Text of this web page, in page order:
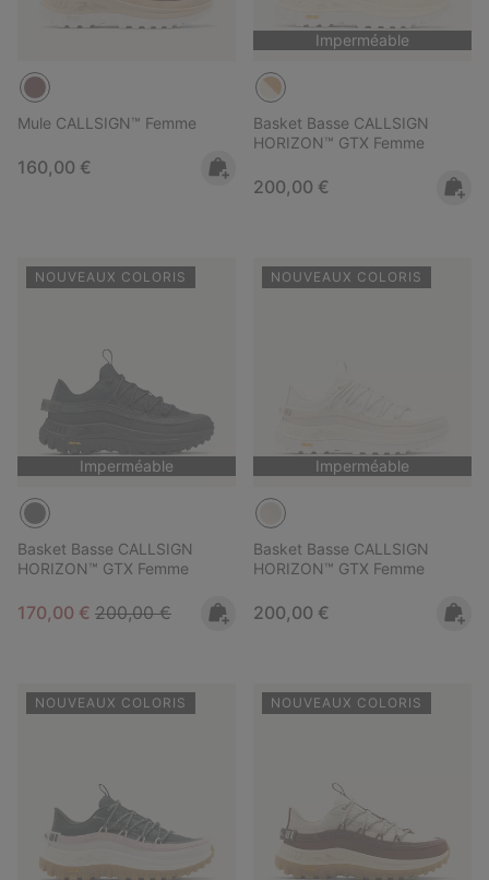
Mule CALLSIGN™ Femme
Regular price:
160,00 €
Imperméable
Basket Basse CALLSIGN
HORIZON™ GTX Femme
Regular price:
200,00 €
NOUVEAUX COLORIS
Imperméable
Basket Basse CALLSIGN
HORIZON™ GTX Femme
Sale price:
170,00 € Regular price:
200,00 €
NOUVEAUX COLORIS
Imperméable
Basket Basse CALLSIGN
HORIZON™ GTX Femme
Regular price:
200,00 €
NOUVEAUX COLORIS NOUVEAUX COLORIS